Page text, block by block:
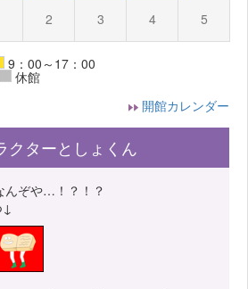
2 3 4 5
9：00～17：00
休館
開館カレンダー
クターとしょくん
んぞや…！？！？
↓